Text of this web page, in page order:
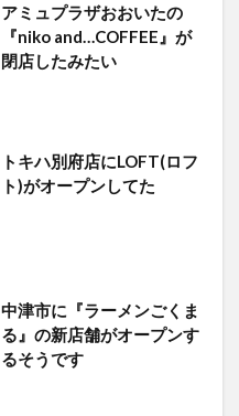
アミュプラザおおいたの
『niko and…COFFEE』が
閉店したみたい
トキハ別府店にLOFT(ロフ
ト)がオープンしてた
中津市に『ラーメンごくま
る』の新店舗がオープンす
るそうです